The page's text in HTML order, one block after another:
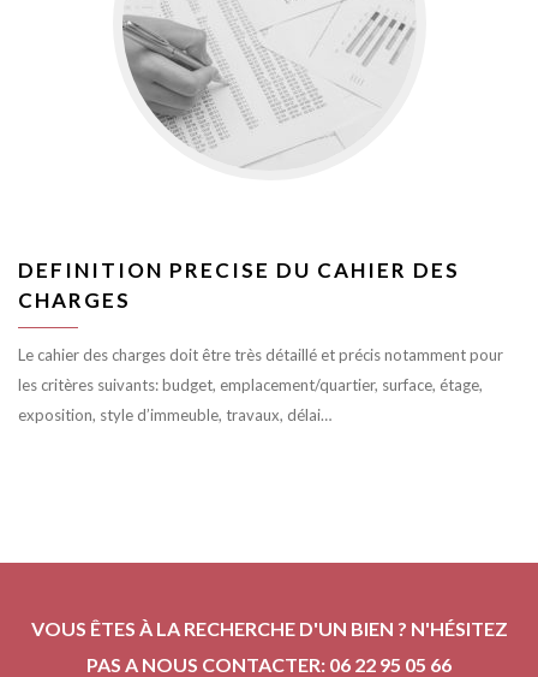
DEFINITION PRECISE DU CAHIER DES
CHARGES
Le cahier des charges doit être très détaillé et précis notamment pour
les critères suivants: budget, emplacement/quartier, surface, étage,
exposition, style d’immeuble, travaux, délai…
VOUS ÊTES À LA RECHERCHE D'UN BIEN ? N'HÉSITEZ
PAS A NOUS CONTACTER: 06 22 95 05 66